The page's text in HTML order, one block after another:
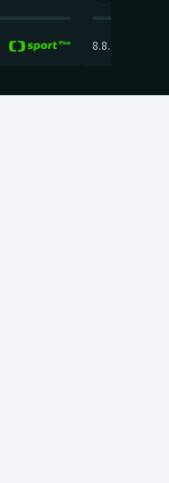
8.8.